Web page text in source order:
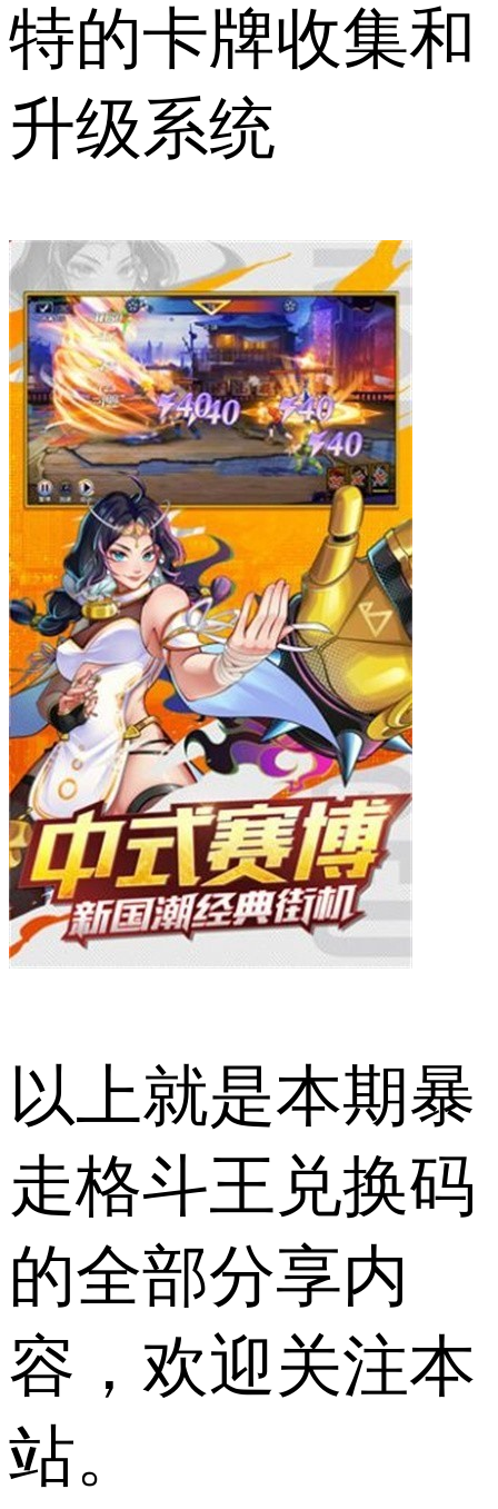
特的卡牌收集和
升级系统
以上就是本期暴
走格斗王兑换码
的全部分享内
容，欢迎关注本
站。